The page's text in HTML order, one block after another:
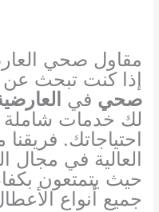
مقاول صحي
إذا كنت تبحث
صحي في
لك خدمات شاملة
احتياجاتك.
العالية في مجال
حيث يتمتعون
جميع أنواع